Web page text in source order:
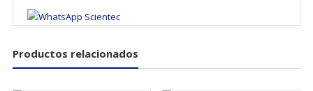
Productos relacionados